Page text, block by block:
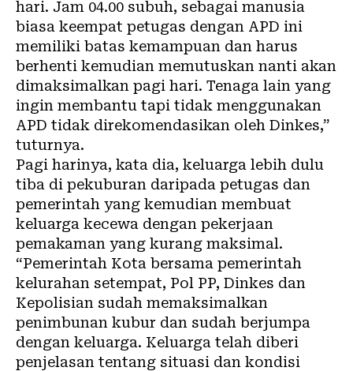
hari. Jam 04.00 subuh, sebagai manusia
biasa keempat petugas dengan APD ini
memiliki batas kemampuan dan harus
berhenti kemudian memutuskan nanti akan
dimaksimalkan pagi hari. Tenaga lain yang
ingin membantu tapi tidak menggunakan
APD tidak direkomendasikan oleh Dinkes,”
tuturnya.
Pagi harinya, kata dia, keluarga lebih dulu
tiba di pekuburan daripada petugas dan
pemerintah yang kemudian membuat
keluarga kecewa dengan pekerjaan
pemakaman yang kurang maksimal.
“Pemerintah Kota bersama pemerintah
kelurahan setempat, Pol PP, Dinkes dan
Kepolisian sudah memaksimalkan
penimbunan kubur dan sudah berjumpa
dengan keluarga. Keluarga telah diberi
penjelasan tentang situasi dan kondisi